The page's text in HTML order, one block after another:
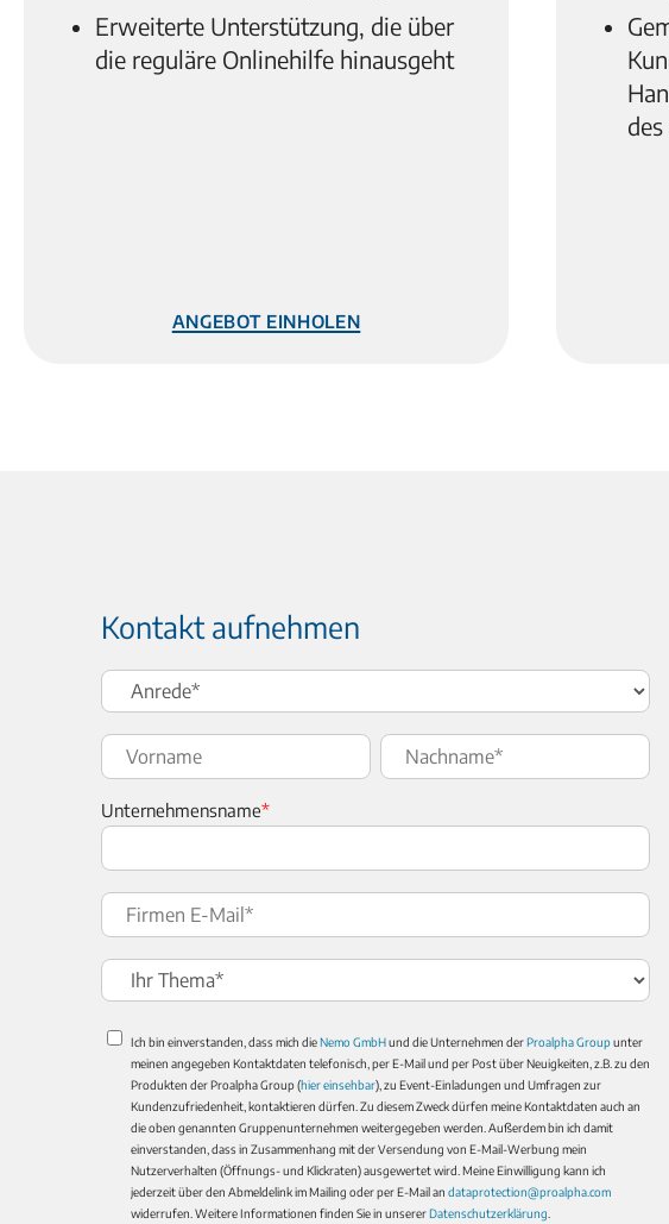
Erweiterte Unterstützung, die über
die reguläre Onlinehilfe hinausgeht
Angebot einholen
Kontakt aufnehmen
Unternehmensname*
Ich bin einverstanden, dass mich dieNemo GmbHund die Unternehmen derProalpha Groupunter
meinen angegeben Kontaktdaten telefonisch, per E-Mail und per Post über Neuigkeiten, z.B. zu den
Produkten der Proalpha Group (hier einsehbar), zu Event-Einladungen und Umfragen zur
Kundenzufriedenheit, kontaktieren dürfen. Zu diesem Zweck dürfen meine Kontaktdaten auch an
die oben genannten Gruppenunternehmen weitergegeben werden. Außerdem bin ich damit
einverstanden, dass in Zusammenhang mit der Versendung von E-Mail-Werbung mein
Nutzerverhalten (Öffnungs- und Klickraten) ausgewertet wird. Meine Einwilligung kann ich
jederzeit über den Abmeldelink im Mailing oder per E-Mail an dataprotection@proalpha.com
widerrufen. Weitere Informationen finden Sie in unsererDatenschutzerklärung